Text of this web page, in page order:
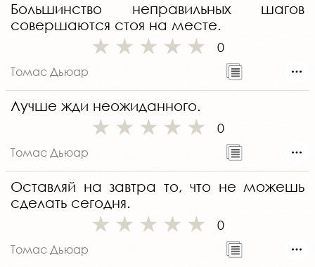
Большинство неправильных шагов
совершаются стоя на месте.
0
Томас Дьюар
Лучше жди неожиданного.
0
Томас Дьюар
Оставляй на завтра то, что не можешь
сделать сегодня.
0
Томас Дьюар